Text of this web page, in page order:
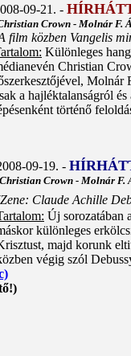
09-21. -
Crown - Molnár F.
film közben Vangelis
Különleges
Christian
Molnár
a hajléktalanságról
történő
09-19. -
Crown - Molnár F.
Claude Achille
Új sorozatában
különleges
majd korunk
végig szól